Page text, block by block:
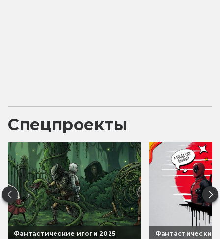
Спецпроекты
Фантастические итоги 2025 Фантастические